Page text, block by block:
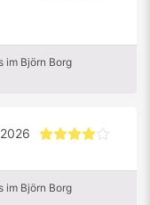
im Björn Borg
im Björn Borg